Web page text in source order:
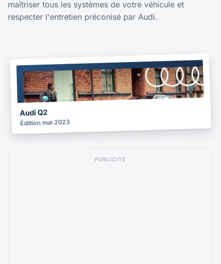
maîtriser tous les systèmes de votre véhicule et
respecter l'entretien préconisé par Audi.
BROCHURE 2023
Audi Q2
Édition mai 2023
PUBLICITÉ